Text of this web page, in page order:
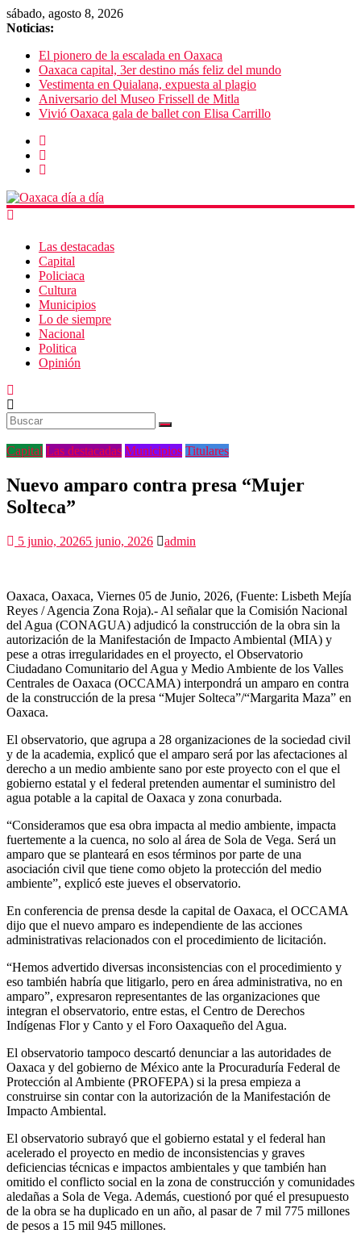
sábado, agosto 8, 2026
Noticias:
El pionero de la escalada en Oaxaca
Oaxaca capital, 3er destino más feliz del mundo
Vestimenta en Quialana, expuesta al plagio
Aniversario del Museo Frissell de Mitla
Vivió Oaxaca gala de ballet con Elisa Carrillo
Las destacadas
Capital
Policiaca
Cultura
Municipios
Lo de siempre
Nacional
Politica
Opinión
Capital Las destacadas Municipios Titulares
Nuevo amparo contra presa “Mujer
Solteca”
5 junio, 20265 junio, 2026 admin
Oaxaca, Oaxaca, Viernes 05 de Junio, 2026, (Fuente: Lisbeth Mejía
Reyes / Agencia Zona Roja).- Al señalar que la Comisión Nacional
del Agua (CONAGUA) adjudicó la construcción de la obra sin la
autorización de la Manifestación de Impacto Ambiental (MIA) y
pese a otras irregularidades en el proyecto, el Observatorio
Ciudadano Comunitario del Agua y Medio Ambiente de los Valles
Centrales de Oaxaca (OCCAMA) interpondrá un amparo en contra
de la construcción de la presa “Mujer Solteca”/“Margarita Maza” en
Oaxaca.
El observatorio, que agrupa a 28 organizaciones de la sociedad civil
y de la academia, explicó que el amparo será por las afectaciones al
derecho a un medio ambiente sano por este proyecto con el que el
gobierno estatal y el federal pretenden aumentar el suministro del
agua potable a la capital de Oaxaca y zona conurbada.
“Consideramos que esa obra impacta al medio ambiente, impacta
fuertemente a la cuenca, no solo al área de Sola de Vega. Será un
amparo que se planteará en esos términos por parte de una
asociación civil que tiene como objeto la protección del medio
ambiente”, explicó este jueves el observatorio.
En conferencia de prensa desde la capital de Oaxaca, el OCCAMA
dijo que el nuevo amparo es independiente de las acciones
administrativas relacionados con el procedimiento de licitación.
“Hemos advertido diversas inconsistencias con el procedimiento y
eso también habría que litigarlo, pero en área administrativa, no en
amparo”, expresaron representantes de las organizaciones que
integran el observatorio, entre estas, el Centro de Derechos
Indígenas Flor y Canto y el Foro Oaxaqueño del Agua.
El observatorio tampoco descartó denunciar a las autoridades de
Oaxaca y del gobierno de México ante la Procuraduría Federal de
Protección al Ambiente (PROFEPA) si la presa empieza a
construirse sin contar con la autorización de la Manifestación de
Impacto Ambiental.
El observatorio subrayó que el gobierno estatal y el federal han
acelerado el proyecto en medio de inconsistencias y graves
deficiencias técnicas e impactos ambientales y que también han
omitido el conflicto social en la zona de construcción y comunidades
aledañas a Sola de Vega. Además, cuestionó por qué el presupuesto
de la obra se ha duplicado en un año, al pasar de 7 mil 775 millones
de pesos a 15 mil 945 millones.